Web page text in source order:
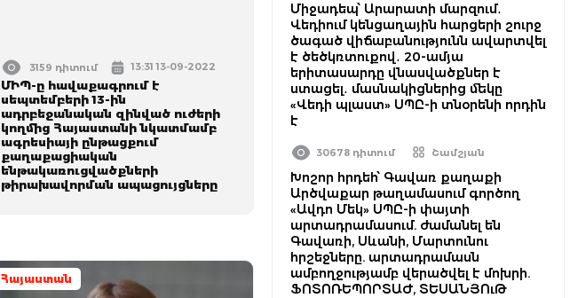
3159 դիտում 13:31 13-09-2022
ՄԻՊ-ը հավաքագրում է
սեպտեմբերի 13-ին
ադրբեջանական զինված ուժերի
կողմից Հայաստանի նկատմամբ
ագրեսիայի ընթացքում
քաղաքացիական
ենթակառուցվածքների
թիրախավորման ապացույցները
Հայաստան
Միջադեպ՝ Արարատի մարզում․
Վեդիում կենցաղային հարցերի շուրջ
ծագած վիճաբանությունն ավարտվել
է ծեծկռտուքով․ 20-ամյա
երիտասարդը վնասվածքներ է
ստացել․ մասնակիցներից մեկը
«Վեդի պլաստ» ՍՊԸ-ի տնօրենի որդին
է
30678 դիտում Շամշյան
Խոշոր հրդեհ՝ Գավառ քաղաքի
Արծվաքար թաղամասում գործող
«Ավդո Մեկ» ՍՊԸ-ի փայտի
արտադրամասում. ժամանել են
Գավառի, Սևանի, Մարտունու
հրշեջները. արտադրամասն
ամբողջությամբ վերածվել է մոխրի.
ՖՈՏՈՌԵՊՈՐՏԱԺ, ՏԵՍԱՆՅՈւԹ